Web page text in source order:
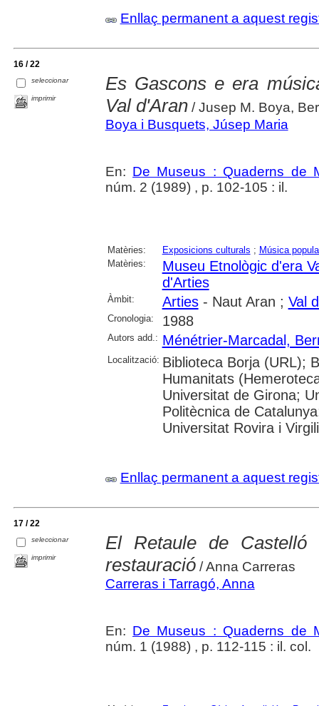
Enllaç permanent a aquest
16 / 22
seleccionar
imprimir
Es Gascons e era
Val d'Aran/ Jusep M. Boya,
Boya i Busquets, Júsep Maria
En: De Museus : Quaderns de
núm. 2 (1989) , p. 102-105 : il.
Matèries: Exposicions culturals ; Música
Matèries:
Museu Etnològic d'era
d'Arties
Àmbit: Arties- Naut Aran ; Val
Cronologia: 1988
Autors add.: Ménétrier-Marcadal,
Localització: Biblioteca Borja (URL);
Humanitats
Universitat de Girona;
Politècnica de
Universitat Rovira i Virgili
Enllaç permanent a aquest
17 / 22
seleccionar
imprimir
El Retaule de Castelló
restauració/ Anna Carreras
Carreras i Tarragó, Anna
En: De Museus : Quaderns de
núm. 1 (1988) , p. 112-115 : il. col.